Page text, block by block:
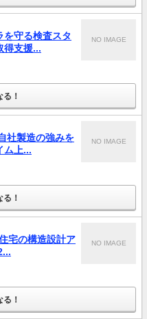
を守る検査スタ
支援...
NO IMAGE
！
社製造の強みを
ム上...
NO IMAGE
！
宅の構造設計ア
NO IMAGE
！